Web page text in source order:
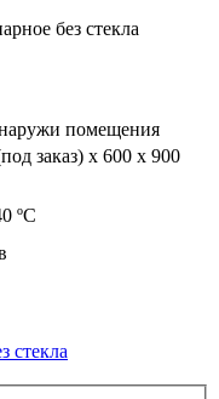
без стекла
помещения
заказ) x 600 x 900
ºC
стекла